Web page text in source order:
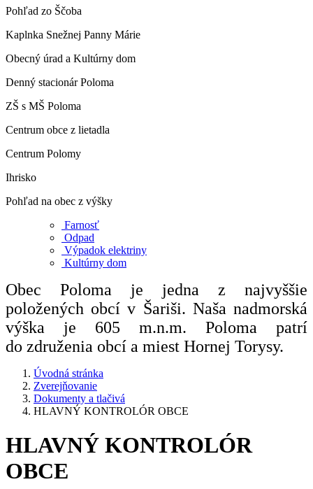
Pohľad zo Ščoba
Kaplnka Snežnej Panny Márie
Obecný úrad a Kultúrny dom
Denný stacionár Poloma
ZŠ s MŠ Poloma
Centrum obce z lietadla
Centrum Polomy
Ihrisko
Pohľad na obec z výšky
Farnosť
Odpad
Výpadok elektriny
Kultúrny dom
Obec Poloma je jedna z najvyššie
položených obcí v Šariši. Naša nadmorská
výška je 605 m.n.m. Poloma patrí
do združenia obcí a miest Hornej Torysy.
Úvodná stránka
Zverejňovanie
Dokumenty a tlačivá
HLAVNÝ KONTROLÓR OBCE
HLAVNÝ KONTROLÓR
OBCE